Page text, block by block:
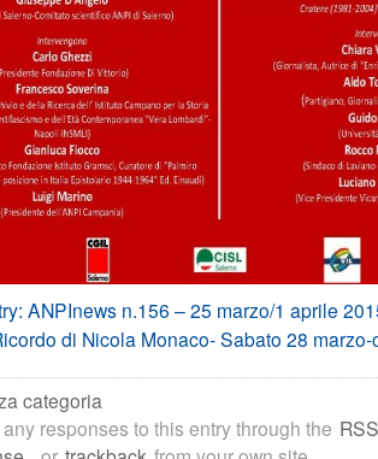
ANPInews n.156 – 25 marzo/1 aprile
di Nicola Monaco- Sabato 28
categoria
responses to this entry through the